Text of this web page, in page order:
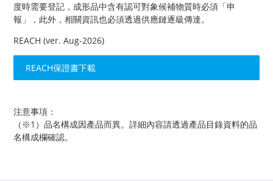
度時需要登記，成形品中含有認可對象候補物質時必須「申
報」，此外，相關資訊也必須透過供應鏈逐級傳達。
REACH (ver. Aug-2026)
REACH保證書下載
注意事項：
（※1）品名構成因產品而異。詳細內容請透過產品目錄資料的品
名構成欄確認。